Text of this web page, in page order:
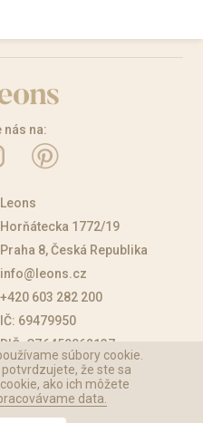
Leons
Horňátecka 1772/19
Praha 8, Česká Republika
info@leons.cz
+420 603 282 200
IČ: 69479950
DIČ: CZ6459062137
nás na:
súbory cookie.
že ste sa
ako ich môžete
data.